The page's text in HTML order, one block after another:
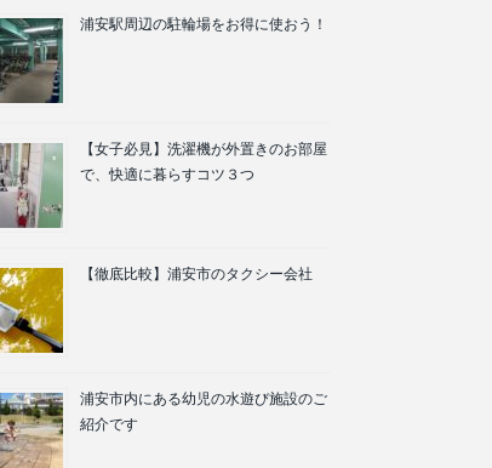
浦安駅周辺の駐輪場をお得に使おう！
【女子必見】洗濯機が外置きのお部屋
で、快適に暮らすコツ３つ
【徹底比較】浦安市のタクシー会社
浦安市内にある幼児の水遊び施設のご
紹介です